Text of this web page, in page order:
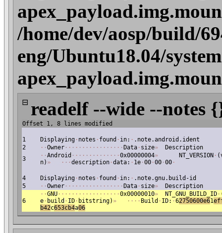
/home/dev/aosp/build/
eng/Ubuntu18.04/
⊟ readelf --wide --notes
Offset 1, 8 lines modified
1 Displaying · notes · found · in: · .note.android.ident
2
· ·Owner · · · · · · · · · · · · · · · · · Data · size» Description
3
· ·Android · · · · · · · · · · · · · ·0x00000004» NT_VERSION ·
n) » · · ·description ·data: · 1e ·00 ·00 ·00 ·
4 Displaying · notes · found · in: · .note.gnu.build-id
5
· ·Owner · · · · · · · · · · · · · · · · · Data · size» Description
6
· ·GNU · · · · · · · · · · · · · · · · · ·0x00000010» NT_GNU_BUILD_ID ·
e · build · ID · bitstring) » · · · · Build · ID: ·62750600e61e
b42c653cb4a06